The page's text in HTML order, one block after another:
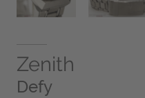
Zenith
Defy